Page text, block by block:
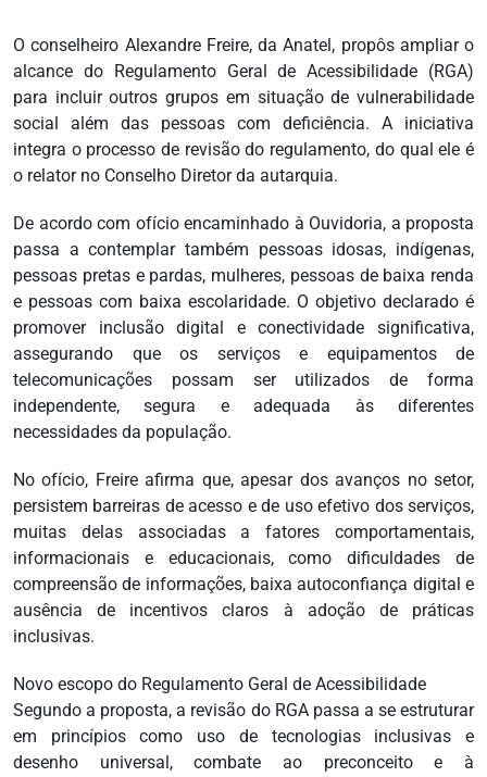
O conselheiro Alexandre Freire, da Anatel, propôs ampliar o
alcance do Regulamento Geral de Acessibilidade (RGA)
para incluir outros grupos em situação de vulnerabilidade
social além das pessoas com deficiência. A iniciativa
integra o processo de revisão do regulamento, do qual ele é
o relator no Conselho Diretor da autarquia.
De acordo com ofício encaminhado à Ouvidoria, a proposta
passa a contemplar também pessoas idosas, indígenas,
pessoas pretas e pardas, mulheres, pessoas de baixa renda
e pessoas com baixa escolaridade. O objetivo declarado é
promover inclusão digital e conectividade significativa,
assegurando que os serviços e equipamentos de
telecomunicações possam ser utilizados de forma
independente, segura e adequada às diferentes
necessidades da população.
No ofício, Freire afirma que, apesar dos avanços no setor,
persistem barreiras de acesso e de uso efetivo dos serviços,
muitas delas associadas a fatores comportamentais,
informacionais e educacionais, como dificuldades de
compreensão de informações, baixa autoconfiança digital e
ausência de incentivos claros à adoção de práticas
inclusivas.
Novo escopo do Regulamento Geral de Acessibilidade
Segundo a proposta, a revisão do RGA passa a se estruturar
em princípios como uso de tecnologias inclusivas e
desenho universal, combate ao preconceito e à